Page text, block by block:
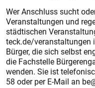
Wer Anschluss sucht
Veranstaltungen und
städtischen
teck.de/veranstaltungen
Bürger, die sich selbst
die Fachstelle
wenden. Sie ist
58 oder per E-Mail an